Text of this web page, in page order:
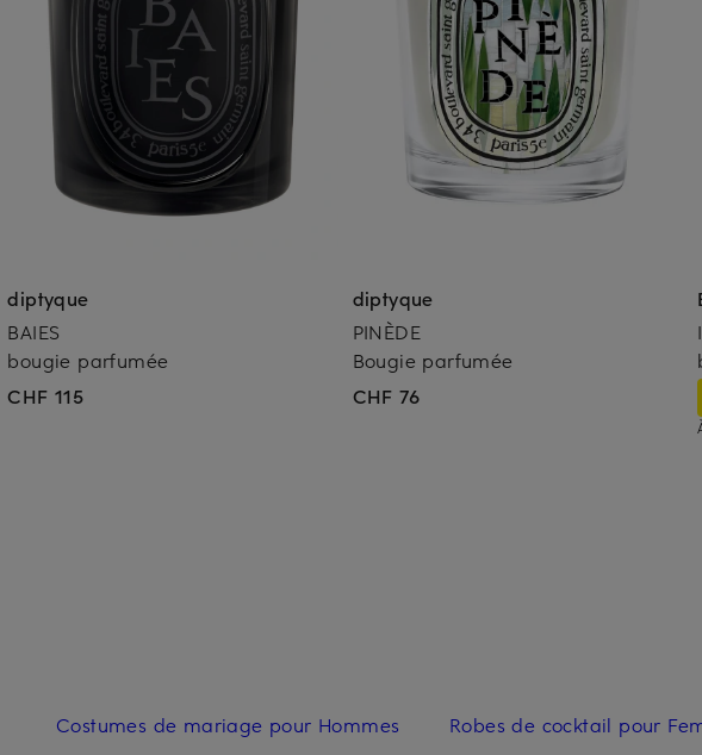
diptyque
BAIES
bougie parfumée
CHF 115
diptyque
PINÈDE
Bougie parfumée
CHF 76
Costumes de mariage pour Hommes
Robes de cocktail pour